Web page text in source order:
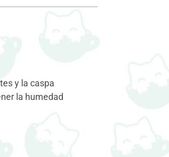
y la caspa
la humedad